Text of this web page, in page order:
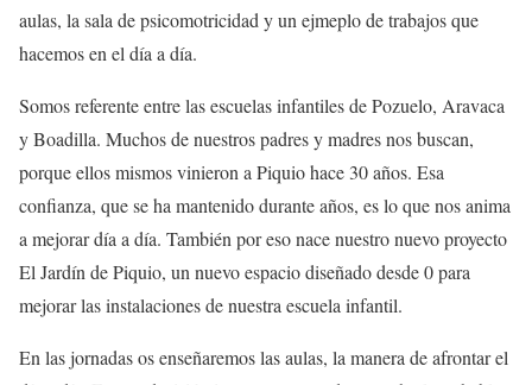
aulas, la sala de psicomotricidad y un ejmeplo de trabajos que
hacemos en el día a día.
Somos referente entre las escuelas infantiles de Pozuelo, Aravaca
y Boadilla. Muchos de nuestros padres y madres nos buscan,
porque ellos mismos vinieron a Piquio hace 30 años. Esa
confianza, que se ha mantenido durante años, es lo que nos anima
a mejorar día a día. También por eso nace nuestro nuevo proyecto
El Jardín de Piquio, un nuevo espacio diseñado desde 0 para
mejorar las instalaciones de nuestra escuela infantil.
En las jornadas os enseñaremos las aulas, la manera de afrontar el